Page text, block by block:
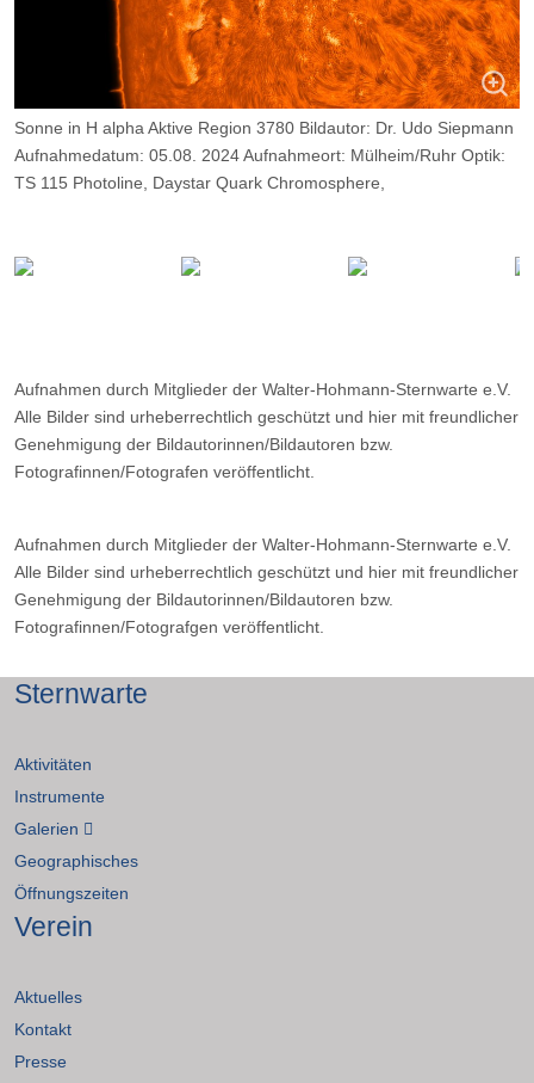
Sonne in H alpha Aktive Region 3780 Bildautor: Dr. Udo Siepmann
Aufnahmedatum: 05.08. 2024 Aufnahmeort: Mülheim/Ruhr Optik:
TS 115 Photoline, Daystar Quark Chromosphere,
%.
Aufnahmen durch Mitglieder der Walter-Hohmann-Sternwarte e.V.
Alle Bilder sind urheberrechtlich geschützt und hier mit freundlicher
Genehmigung der Bildautorinnen/Bildautoren bzw.
Fotografinnen/Fotografen veröffentlicht.
Aufnahmen durch Mitglieder der Walter-Hohmann-Sternwarte e.V.
Alle Bilder sind urheberrechtlich geschützt und hier mit freundlicher
Genehmigung der Bildautorinnen/Bildautoren bzw.
Fotografinnen/Fotografgen veröffentlicht.
Sternwarte
Aktivitäten
Instrumente
Galerien
Geographisches
Öffnungszeiten
Verein
Aktuelles
Kontakt
Presse